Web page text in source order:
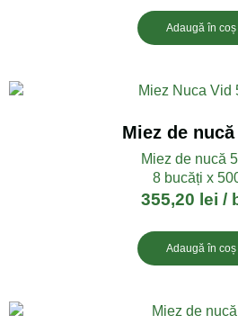
Adaugă în coș
Miez de nucă
Miez de nucă
8 bucăți x
355,20 lei /
Adaugă în coș